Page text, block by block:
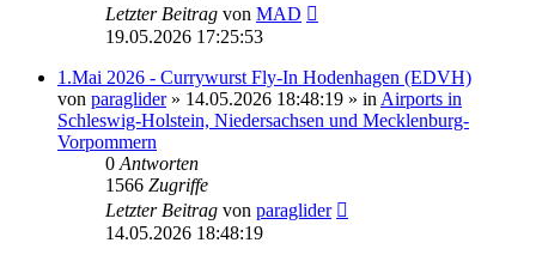
Letzter Beitrag von MAD
19.05.2026 17:25:53
1.Mai 2026 - Currywurst Fly-In Hodenhagen (EDVH)
von paraglider» 14.05.2026 18:48:19 » in Airports in
Schleswig-Holstein, Niedersachsen und Mecklenburg-
Vorpommern
0 Antworten
1566 Zugriffe
Letzter Beitrag von paraglider
14.05.2026 18:48:19